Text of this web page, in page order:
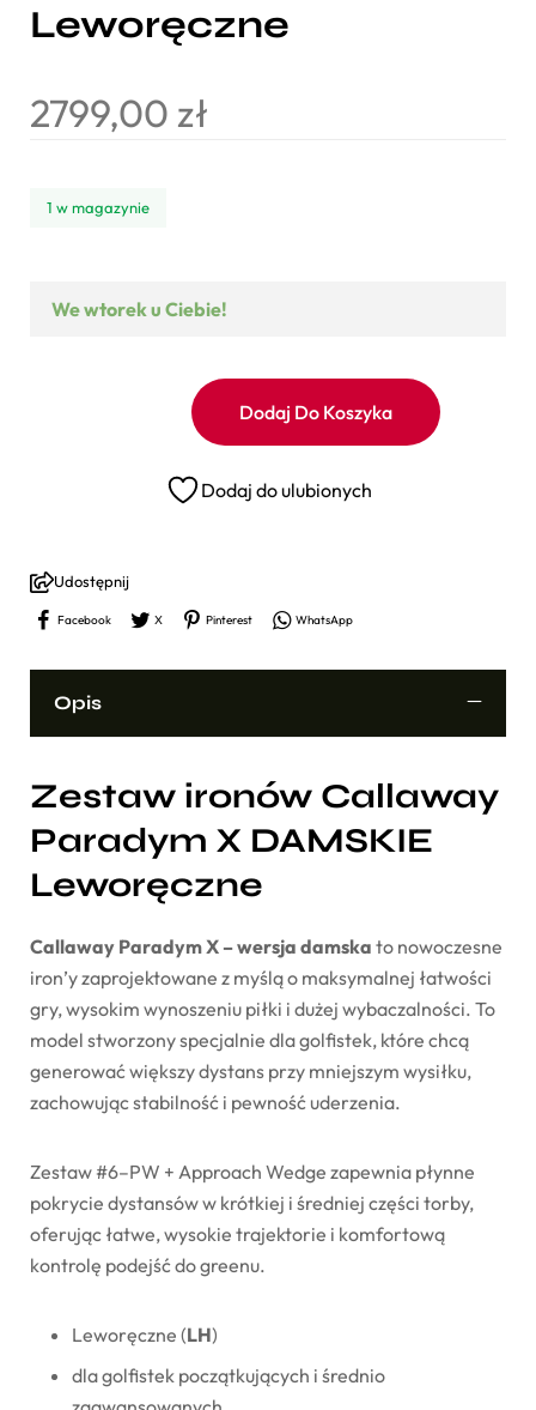
Leworęczne
2799,00 zł
1 w magazynie
We wtorek u Ciebie!
Dodaj Do Koszyka
Dodaj do ulubionych
Udostępnij
Facebook X Pinterest WhatsApp
Opis
Zestaw ironów Callaway
Paradym X DAMSKIE
Leworęczne
Callaway Paradym X – wersja damska to nowoczesne
iron’y zaprojektowane z myślą o maksymalnej łatwości
gry, wysokim wynoszeniu piłki i dużej wybaczalności. To
model stworzony specjalnie dla golfistek, które chcą
generować większy dystans przy mniejszym wysiłku,
zachowując stabilność i pewność uderzenia.
Zestaw #6–PW + Approach Wedge zapewnia płynne
pokrycie dystansów w krótkiej i średniej części torby,
oferując łatwe, wysokie trajektorie i komfortową
kontrolę podejść do greenu.
Leworęczne (LH)
dla golfistek początkujących i średnio